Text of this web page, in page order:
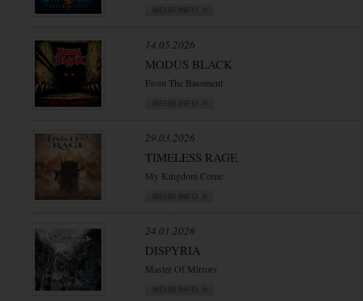
14.05.2026
MODUS BLACK
From The Basement
29.03.2026
TIMELESS RAGE
My Kingdom Come
24.01.2026
DISPYRIA
Master Of Mirrors